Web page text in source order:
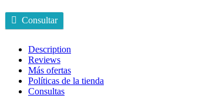
de
proteína
de
leche
quantity
Consultar
Description
Reviews
Más ofertas
Políticas de la tienda
Consultas